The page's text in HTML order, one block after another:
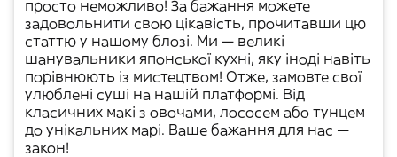
просто неможливо! За бажання можете
задовольнити свою цікавість, прочитавши цю
статтю у нашому блозі. Ми — великі
шанувальники японської кухні, яку іноді навіть
порівнюють із мистецтвом! Отже, замовте свої
улюблені суші на нашій платформі. Від
класичних макі з овочами, лососем або тунцем
до унікальних марі. Ваше бажання для нас —
закон!